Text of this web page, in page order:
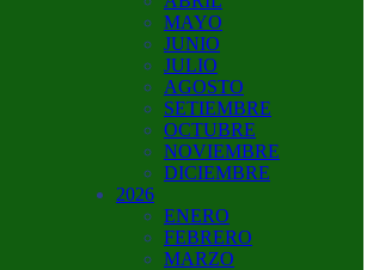
MAYO
JUNIO
JULIO
AGOSTO
SETIEMBRE
OCTUBRE
NOVIEMBRE
DICIEMBRE
2026
ENERO
FEBRERO
MARZO